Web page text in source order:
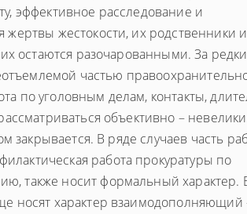
эффективное расследование и
жестокости, их родственники и
остаются разочарованными. За
частью
по уголовным делам, контакты,
объективно –
закрывается. В ряде случаев часть
работа прокуратуры по
также носит формальный характер.
носят характер взаимодополняющий